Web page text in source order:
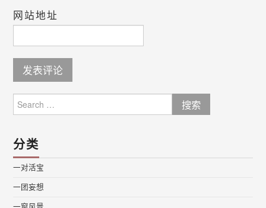
网站地址
for:
分类
一对活宝
一团妄想